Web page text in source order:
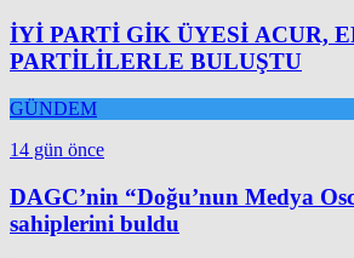
İYİ PARTİ GİK ÜYESİ ACUR,
PARTİLİLERLE BULUŞTU
GÜNDEM
14 gün önce
DAGC’nin “Doğu’nun Medya
sahiplerini buldu